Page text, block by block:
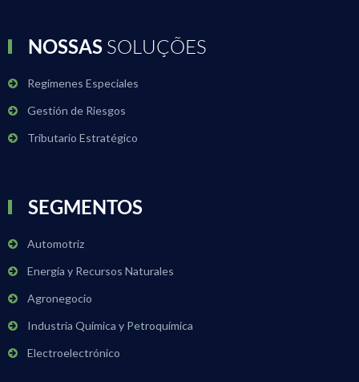
NOSSAS SOLUÇÕES
Regímenes Especiales
Gestión de Riesgos
Tributario Estratégico
SEGMENTOS
Automotriz
Energía y Recursos Naturales
Agronegocio
Industria Química y Petroquímica
Electroelectrónico